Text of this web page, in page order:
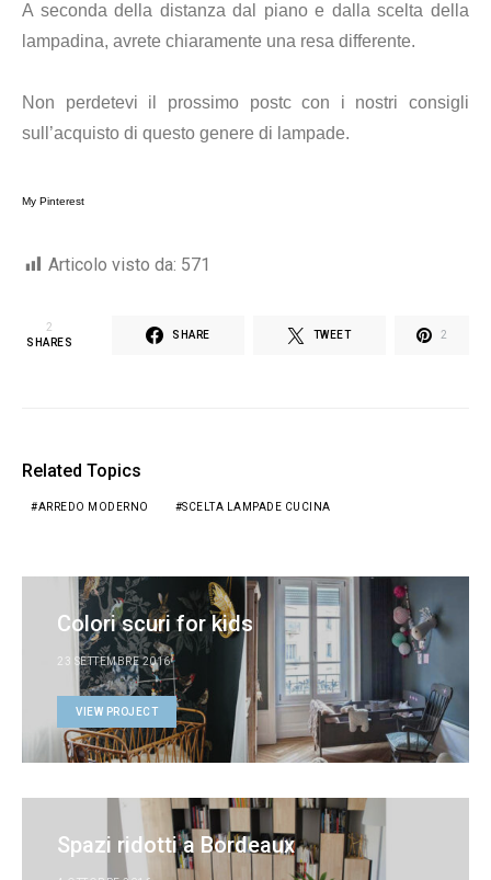
A seconda della distanza dal piano e dalla scelta della
lampadina, avrete chiaramente una resa differente.
Non perdetevi il prossimo postc con i nostri consigli
sull’acquisto di questo genere di lampade.
My Pinterest
Articolo visto da: 571
2
SHARES
SHARE TWEET 2
Related Topics
ARREDO MODERNO SCELTA LAMPADE CUCINA
Colori scuri for kids
23 SETTEMBRE 2016
VIEW PROJECT
Spazi ridotti a Bordeaux